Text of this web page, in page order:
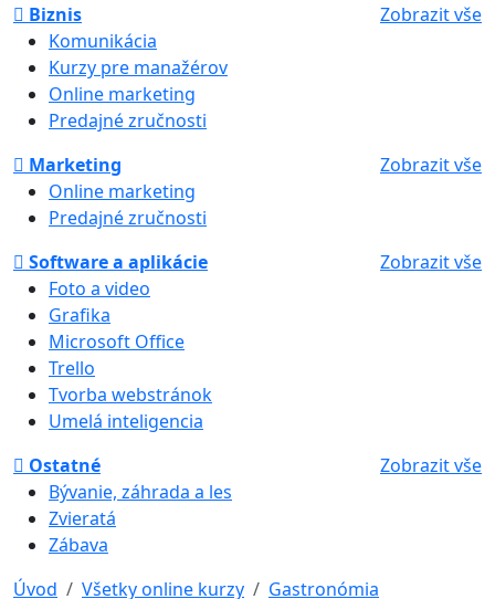
Biznis
Zobrazit vše
Komunikácia
Kurzy pre manažérov
Online marketing
Predajné zručnosti
Marketing
Zobrazit vše
Online marketing
Predajné zručnosti
Software a aplikácie
Zobrazit vše
Foto a video
Grafika
Microsoft Office
Trello
Tvorba webstránok
Umelá inteligencia
Ostatné
Zobrazit vše
Bývanie, záhrada a les
Zvieratá
Zábava
Úvod
Všetky online kurzy Gastronómia